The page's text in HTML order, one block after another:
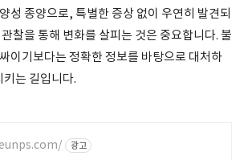
성 종양으로, 특별한 증상 없이 우연히 발견되
찰을 통해 변화를 살피는 것은 중요합니다. 불
이기보다는 정확한 정보를 바탕으로 대처하
키는 길입니다.
광고